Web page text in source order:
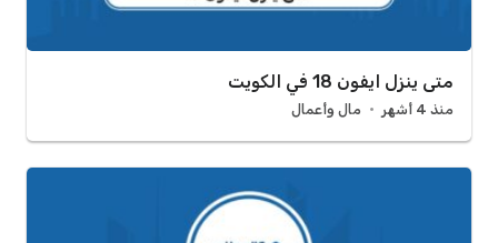
متى ينزل ايفون 18 في الكويت
منذ 4 أشهر مال وأعمال